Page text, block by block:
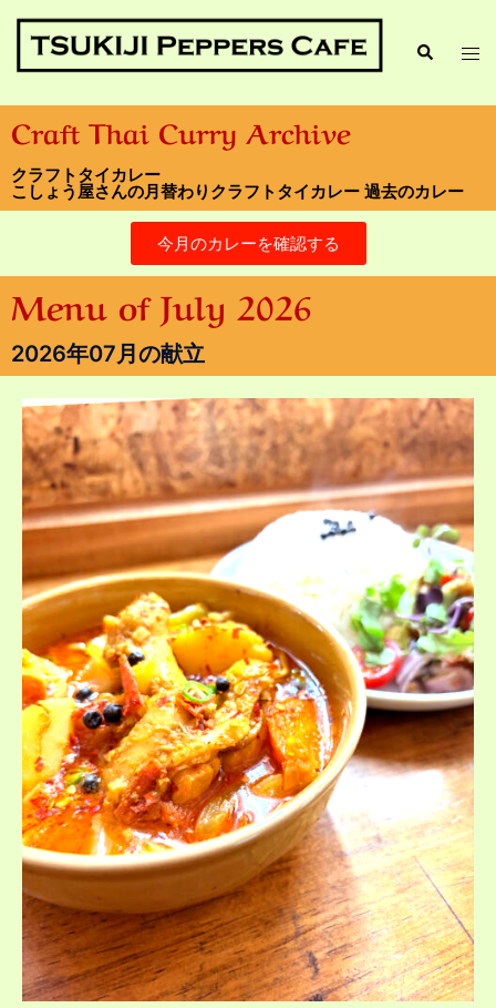
Craft Thai Curry Archive
クラフトタイカレー
こしょう屋さんの月替わりクラフトタイカレー 過去のカレー
今月のカレーを確認する
Menu of July 2026
2026年07月の献立